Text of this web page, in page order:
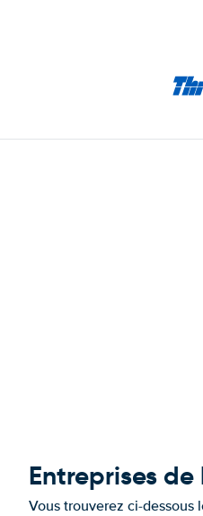
Entreprises
Vous trouverez ci-dessous